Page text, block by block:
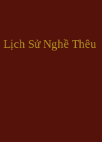
Lịch Sử Nghề Thêu